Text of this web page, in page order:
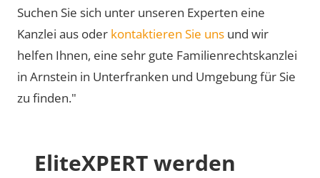
Suchen Sie sich unter unseren Experten eine
Kanzlei aus oder kontaktieren Sie uns und wir
helfen Ihnen, eine sehr gute Familienrechtskanzlei
in Arnstein in Unterfranken und Umgebung für Sie
zu finden."
EliteXPERT werden